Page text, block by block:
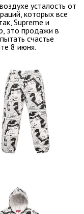
усталость от
которых все
Supreme и
это продажи в
счастье
8 июня.